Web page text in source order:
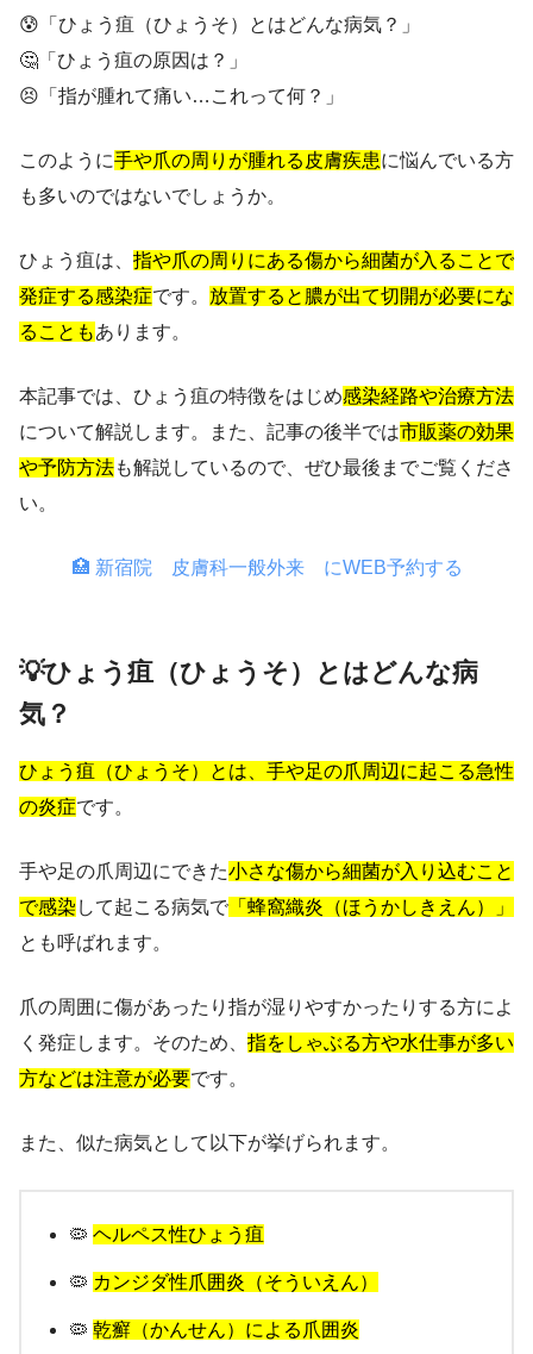
😰「ひょう疽（ひょうそ）とはどんな病気？」
🤔「ひょう疽の原因は？」
😣「指が腫れて痛い…これって何？」
このように手や爪の周りが腫れる皮膚疾患に悩んでいる方
も多いのではないでしょうか。
ひょう疽は、 指や爪の周りにある傷から細菌が入ることで
発症する感染症です。 放置すると膿が出て切開が必要にな
ることもあります。
本記事では、ひょう疽の特徴をはじめ感染経路や治療方法
について解説します。また、記事の後半では市販薬の効果
や予防方法も解説しているので、ぜひ最後までご覧くださ
い。
🏥 新宿院 皮膚科一般外来 にWEB予約する
💡ひょう疽（ひょうそ）とはどんな病
気？
ひょう疽（ひょうそ）とは、手や足の爪周辺に起こる急性
の炎症です。
手や足の爪周辺にできた小さな傷から細菌が入り込むこと
で感染 して起こる病気で 「蜂窩織炎（ほうかしきえん）」
とも呼ばれます。
爪の周囲に傷があったり指が湿りやすかったりする方によ
く発症します。そのため、 指をしゃぶる方や水仕事が多い
方などは注意が必要です。
また、似た病気として以下が挙げられます。
🦠 ヘルペス性ひょう疽
🦠 カンジダ性爪囲炎（そういえん）
🦠 乾癬（かんせん）による爪囲炎